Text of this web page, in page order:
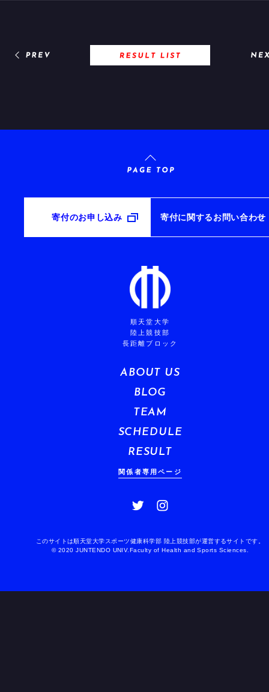
寄付のお申し込み 寄付に関するお問い合わせ
順天堂大学
陸上競技部
長距離ブロック
ABOUT US
BLOG
TEAM
SCHEDULE
RESULT
関係者専用ページ
このサイトは順天堂大学スポーツ健康科学部 陸上競技部が運営するサイトです。
© 2020 JUNTENDO UNIV.Faculty of Health and Sports Sciences.